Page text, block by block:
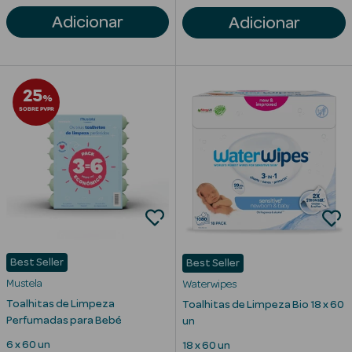
Solares de
Corpo
Solares Infantis
After Sun
Bronzeadores
Autobronzeadores
Solares para
Lábios
Adicionar Adicionar
25%
SOBRE PVPR
Best Seller
Mustela
Toalhitas de Limpeza
Perfumadas para Bebé
6 x 60 un
Best Seller
Waterwipes
Toalhitas de Limpeza Bio 18 x 60
un
18 x 60 un